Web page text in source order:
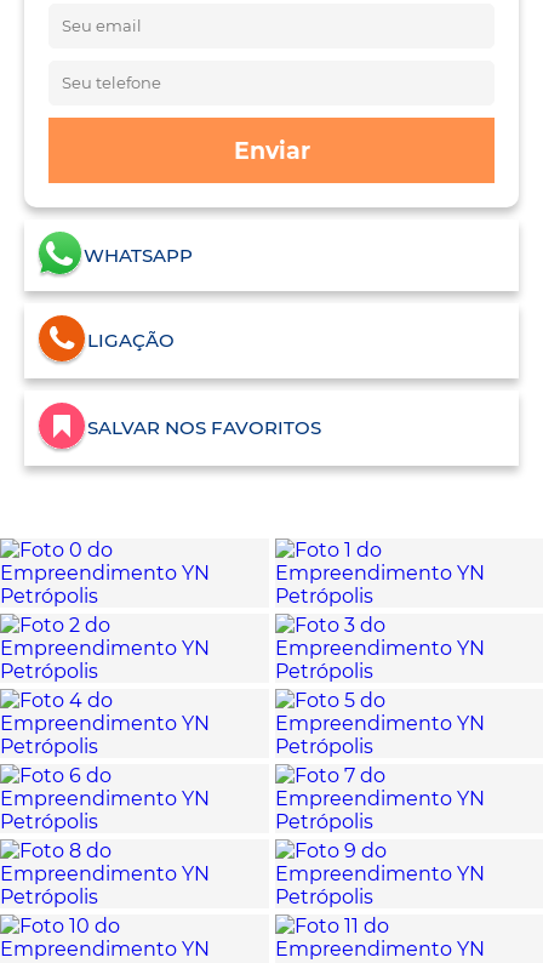
Enviar
WHATSAPP
LIGAÇÃO
SALVAR NOS FAVORITOS